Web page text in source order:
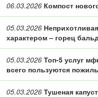
06.03.2026 Компост
05.03.2026
характером – горец
05.03.2026 Топ‑5 услуг
всего пользуются
05.03.2026 Тушеная